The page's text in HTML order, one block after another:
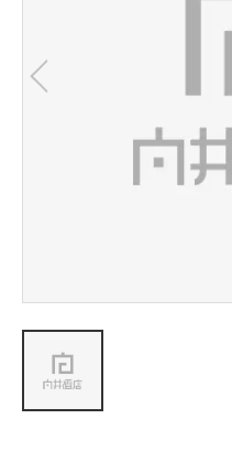
会社情報